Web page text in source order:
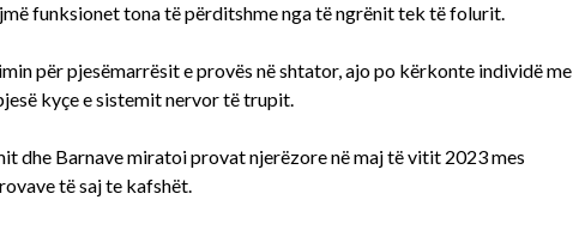
funksionet tona të përditshme nga të ngrënit tek të folurit.
për pjesëmarrësit e provës në shtator, ajo po kërkonte individë me
kyçe e sistemit nervor të trupit.
dhe Barnave miratoi provat njerëzore në maj të vitit 2023 mes
të saj te kafshët.